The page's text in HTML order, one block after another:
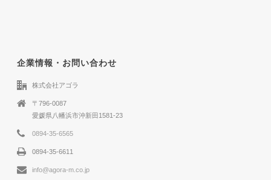
企業情報・お問い合わせ
株式会社アゴラ
〒796-0087
愛媛県八幡浜市沖新田1581-23
0894-35-6565
0894-35-6611
info@agora-m.co.jp